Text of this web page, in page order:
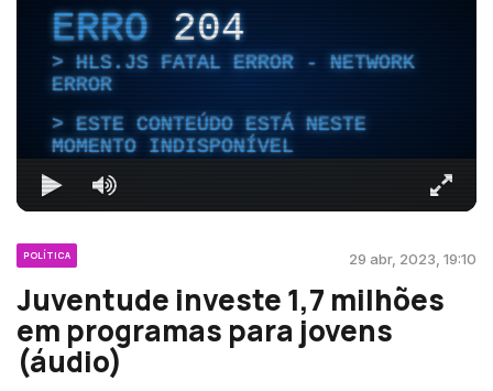
ERRO204
HLS.JS FATAL ERROR - NETWORK
ERROR
ESTE CONTEÚDO ESTÁ NESTE
MOMENTO INDISPONÍVEL
POLÍTICA 29 abr, 2023, 19:10
Juventude investe 1,7 milhões
em programas para jovens
(áudio)